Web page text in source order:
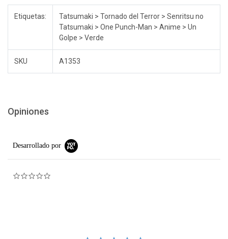
Etiquetas:
Tatsumaki > Tornado del Terror > Senritsu no
Tatsumaki > One Punch-Man > Anime > Un
Golpe > Verde
SKU A1353
Opiniones
Desarrollado por